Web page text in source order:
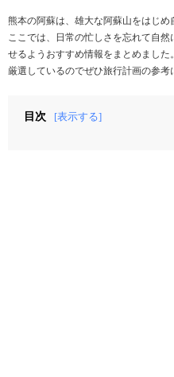
熊本の阿蘇は、雄大な阿蘇山をはじめ
ここでは、日常の忙しさを忘れて自
せるようおすすめ情報をまとめまし
厳選しているのでぜひ旅行計画の参考
目次 [表示する]